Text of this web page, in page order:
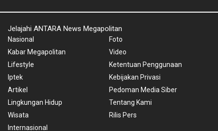
Jelajahi ANTARA News Megapolitan
Nasional
Kabar Megapolitan
Lifestyle
Iptek
Artikel
Lingkungan Hidup
Wisata
Internasional
Foto
Video
Ketentuan Penggunaan
Kebijakan Privasi
Pedoman Media Siber
Tentang Kami
Rilis Pers